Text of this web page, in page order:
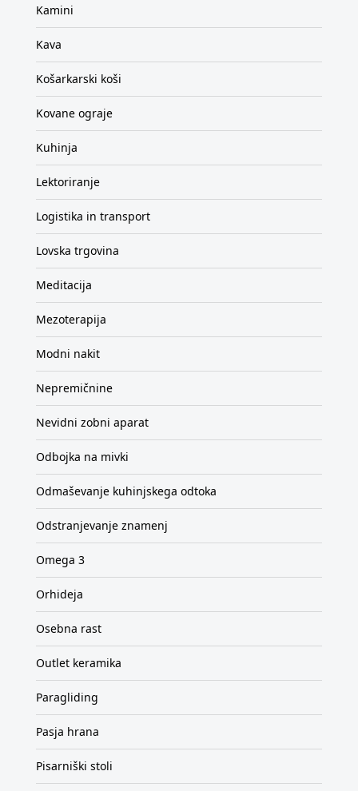
Kamini
Kava
Košarkarski koši
Kovane ograje
Kuhinja
Lektoriranje
Logistika in transport
Lovska trgovina
Meditacija
Mezoterapija
Modni nakit
Nepremičnine
Nevidni zobni aparat
Odbojka na mivki
Odmaševanje kuhinjskega odtoka
Odstranjevanje znamenj
Omega 3
Orhideja
Osebna rast
Outlet keramika
Paragliding
Pasja hrana
Pisarniški stoli